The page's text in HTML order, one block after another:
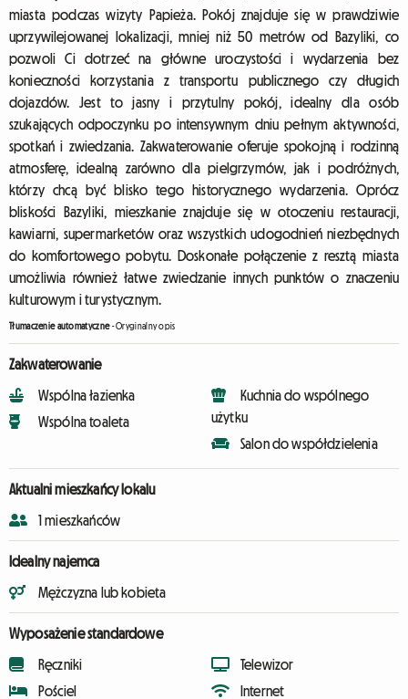
miasta podczas wizyty Papieża. Pokój znajduje się w prawdziwie
uprzywilejowanej lokalizacji, mniej niż 50 metrów od Bazyliki, co
pozwoli Ci dotrzeć na główne uroczystości i wydarzenia bez
konieczności korzystania z transportu publicznego czy długich
dojazdów. Jest to jasny i przytulny pokój, idealny dla osób
szukających odpoczynku po intensywnym dniu pełnym aktywności,
spotkań i zwiedzania. Zakwaterowanie oferuje spokojną i rodzinną
atmosferę, idealną zarówno dla pielgrzymów, jak i podróżnych,
którzy chcą być blisko tego historycznego wydarzenia. Oprócz
bliskości Bazyliki, mieszkanie znajduje się w otoczeniu restauracji,
kawiarni, supermarketów oraz wszystkich udogodnień niezbędnych
do komfortowego pobytu. Doskonałe połączenie z resztą miasta
umożliwia również łatwe zwiedzanie innych punktów o znaczeniu
kulturowym i turystycznym.
Tłumaczenie automatyczne-Oryginalny opis
Zakwaterowanie
Wspólna łazienka
Wspólna toaleta
Kuchnia do wspólnego
użytku
Salon do współdzielenia
Aktualni mieszkańcy lokalu
1 mieszkańców
Idealny najemca
Mężczyzna lub kobieta
Wyposażenie standardowe
Ręczniki
Pościel
Telewizor
Internet